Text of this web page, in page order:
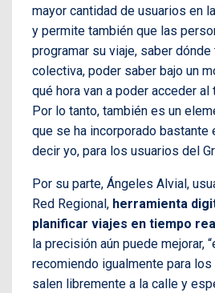
mayor cantidad de usuarios en
y permite también que las
programar su viaje, saber
colectiva, poder saber bajo un
qué hora van a poder acceder
Por lo tanto, también es un
que se ha incorporado bastante
decir yo, para los usuarios del
Por su parte, Ángeles Alvial,
Red Regional, herramienta
planificar viajes en tiempo real
la precisión aún puede mejorar,
recomiendo igualmente para
salen libremente a la calle y